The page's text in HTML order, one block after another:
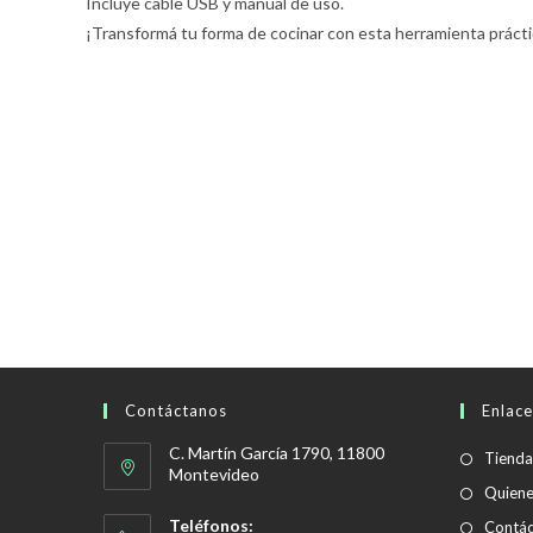
¡Transformá tu forma de cocinar con esta herramienta
Contáctanos
C. Martín García 1790, 11800
Montevideo
Teléfonos:
Tienda